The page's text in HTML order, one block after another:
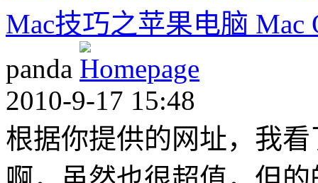
Mac技巧之苹果电脑 Mac
panda
2010-9-17 15:48
根据你提供的网址，我